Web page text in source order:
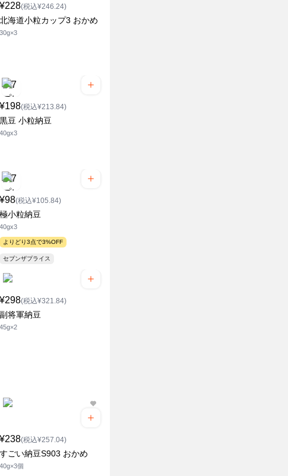
¥228(税込¥246.24)
北海道小粒カップ3 おかめ
30g×3
¥198(税込¥213.84)
黒豆 小粒納豆
40gx3
¥98(税込¥105.84)
極小粒納豆
40gx3
よりどり3点で3%OFF
セブンザプライス
¥298(税込¥321.84)
副将軍納豆
45g×2
¥238(税込¥257.04)
すごい納豆S903 おかめ
40g×3個